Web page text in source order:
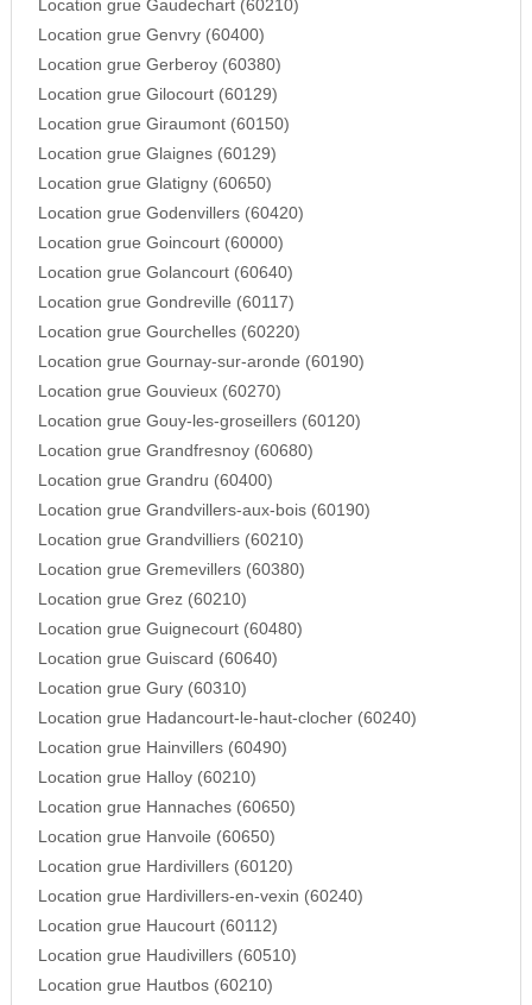
Location grue Gaudechart (60210)
Location grue Genvry (60400)
Location grue Gerberoy (60380)
Location grue Gilocourt (60129)
Location grue Giraumont (60150)
Location grue Glaignes (60129)
Location grue Glatigny (60650)
Location grue Godenvillers (60420)
Location grue Goincourt (60000)
Location grue Golancourt (60640)
Location grue Gondreville (60117)
Location grue Gourchelles (60220)
Location grue Gournay-sur-aronde (60190)
Location grue Gouvieux (60270)
Location grue Gouy-les-groseillers (60120)
Location grue Grandfresnoy (60680)
Location grue Grandru (60400)
Location grue Grandvillers-aux-bois (60190)
Location grue Grandvilliers (60210)
Location grue Gremevillers (60380)
Location grue Grez (60210)
Location grue Guignecourt (60480)
Location grue Guiscard (60640)
Location grue Gury (60310)
Location grue Hadancourt-le-haut-clocher (60240)
Location grue Hainvillers (60490)
Location grue Halloy (60210)
Location grue Hannaches (60650)
Location grue Hanvoile (60650)
Location grue Hardivillers (60120)
Location grue Hardivillers-en-vexin (60240)
Location grue Haucourt (60112)
Location grue Haudivillers (60510)
Location grue Hautbos (60210)